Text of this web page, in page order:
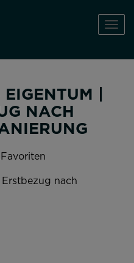
EIGENTUM |
NACH